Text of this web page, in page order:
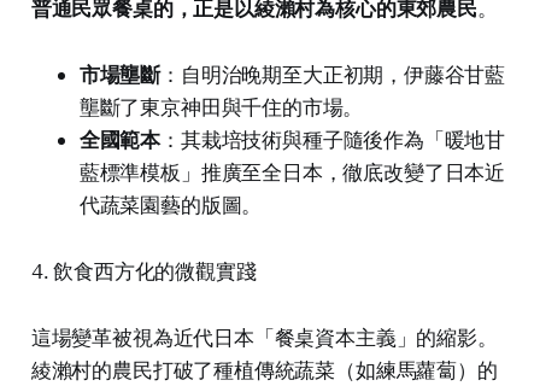
普通民眾餐桌的，正是以綾瀨村為核心的東郊農民。
市場壟斷：自明治晚期至大正初期，伊藤谷甘藍
壟斷了東京神田與千住的市場。
全國範本：其栽培技術與種子隨後作為「暖地甘
藍標準模板」推廣至全日本，徹底改變了日本近
代蔬菜園藝的版圖。
4. 飲食西方化的微觀實踐
這場變革被視為近代日本「餐桌資本主義」的縮影。
綾瀨村的農民打破了種植傳統蔬菜（如練馬蘿蔔）的